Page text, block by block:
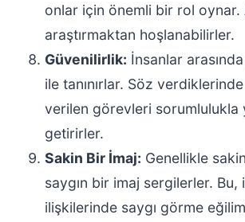
onlar için önemli bir rol oynar.
araştırmaktan hoşlanabilirler.
Güvenilirlik: İnsanlar
ile tanınırlar. Söz
verilen görevleri sorumlulukla
getirirler.
Sakin Bir İmaj: Genellikle
saygın bir imaj sergilerler. Bu,
ilişkilerinde saygı görme